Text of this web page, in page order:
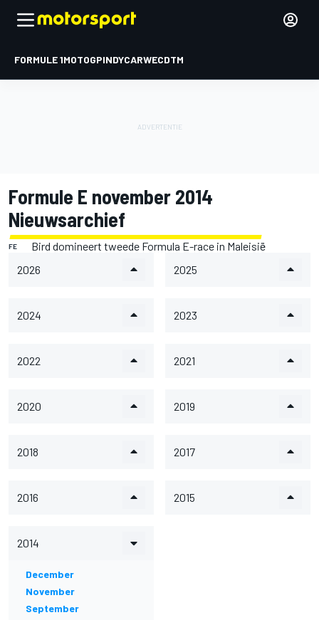
FORMULE 1MOTOGPINDYCARWECDTM
Formule E november 2014
Nieuwsarchief
FE
Bird domineert tweede Formula E-race in Maleisië
2026
2025
2024 2023
2022 2021
2020 2019
2018 2017
2016 2015
2014
December
November
September